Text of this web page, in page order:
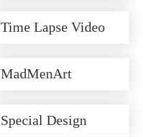
Time Lapse Video
MadMenArt
Special Design